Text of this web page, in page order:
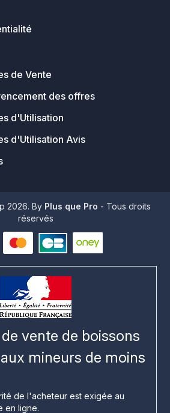
de Vente
des offres
d'Utilisation
d'Utilisation Avis
2026. By Plus que Pro - Tous droits
réservés
vente de boissons
mineurs de moins
de l'acheteur est exigée au
en ligne.